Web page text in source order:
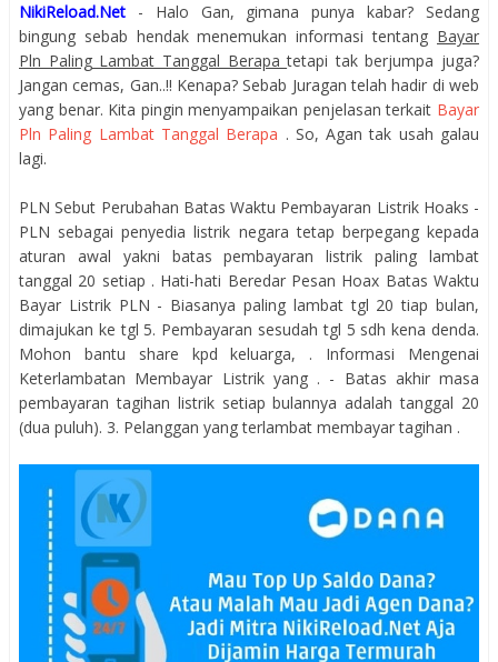
NikiReload.Net - Halo Gan, gimana punya kabar? Sedang
bingung sebab hendak menemukan informasi tentang Bayar
Pln Paling Lambat Tanggal Berapatetapi tak berjumpa juga?
Jangan cemas, Gan..!! Kenapa? Sebab Juragan telah hadir di web
yang benar. Kita pingin menyampaikan penjelasan terkait Bayar
Pln Paling Lambat Tanggal Berapa . So, Agan tak usah galau
lagi.
PLN Sebut Perubahan Batas Waktu Pembayaran Listrik Hoaks -
PLN sebagai penyedia listrik negara tetap berpegang kepada
aturan awal yakni batas pembayaran listrik paling lambat
tanggal 20 setiap . Hati-hati Beredar Pesan Hoax Batas Waktu
Bayar Listrik PLN - Biasanya paling lambat tgl 20 tiap bulan,
dimajukan ke tgl 5. Pembayaran sesudah tgl 5 sdh kena denda.
Mohon bantu share kpd keluarga, . Informasi Mengenai
Keterlambatan Membayar Listrik yang . - Batas akhir masa
pembayaran tagihan listrik setiap bulannya adalah tanggal 20
(dua puluh). 3. Pelanggan yang terlambat membayar tagihan .